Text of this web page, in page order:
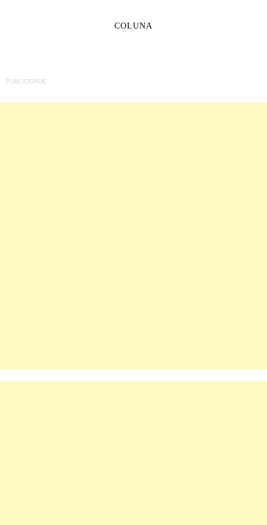
COLUNA
PUBLICIDADE